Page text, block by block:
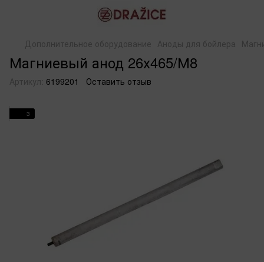
Дополнительное оборудование Аноды для бойлера
Магниевый анод 26х465/М8
Артикул: 6199201 Оставить отзыв
3